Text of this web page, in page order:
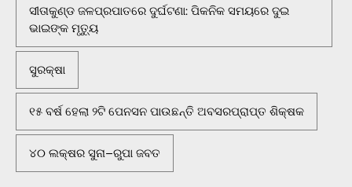
ସୀତାକୁଣ୍ଡ ଜଳପ୍ରପାତରେ ଦୁର୍ଘଟଣା: ପିକନିକ ସମୟରେ ଦୁଇ
ଭାଇଙ୍କ ମୃତ୍ୟୁ
ସୁରକ୍ଷା
୧୫ ବର୍ଷ ହେଲା ୨ଟି ପେନସନ ପାଉଛନ୍ତି ଅବସରପ୍ରାପ୍ତ ଶିକ୍ଷକ
୪୦ ଲକ୍ଷର ସୁନା–ରୁପା ଜବତ